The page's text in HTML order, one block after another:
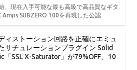
現在入手可能な最も高級で高品質なギタ
Amps SUBZERO 100を再現した公認
ィストーション回路を正確にエミュ
サチュレーションプラグイン Solid
「SSL X-Saturator」が79%OFF、10